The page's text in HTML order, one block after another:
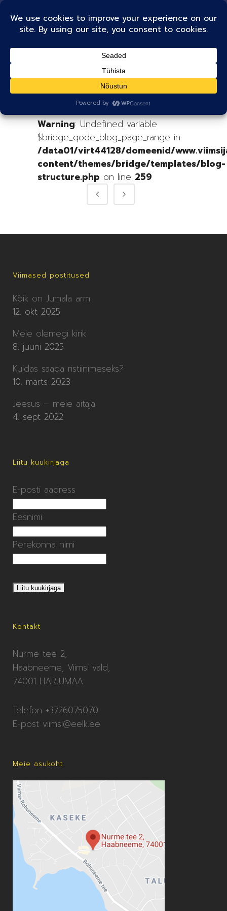
RENTIMINE TAG
No posts were found.
Warning: Undefined variable
$bridge_qode_blog_page_range in
/data01/virt44128/domeenid/
content/themes/bridge/templates/blog-
structure.php on line 259
Viimased postitused
Kõik on Jumala arm
12. okt 2025
Meie olemegi kirik
8. juuni 2025
Kuidas saada ristiinimeseks?
10. märts 2023
Jeesus – meie aitaja
4. sept 2022
Liitu kuukirjaga
E-posti aadress
Eesnimi
Perekonna nimi
Kontakt
Nurme tee 2,
Haabneeme, Viimsi vald,
74001 HARJUMAA
Telefon +3726075070
E-post viimsi@eelk.ee
Meie asukoht